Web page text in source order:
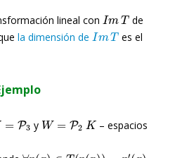
lineal con
Im T
de
la dimensión de
ImT
es el
3
y
W= 2 K
– espacios
∀ p( x T(p x ) = )